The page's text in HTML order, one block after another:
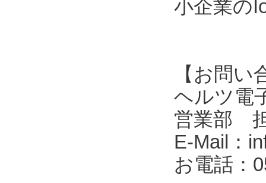
小企業の
【お問い
ヘルツ電
営業部
E-Mail：
お電話：